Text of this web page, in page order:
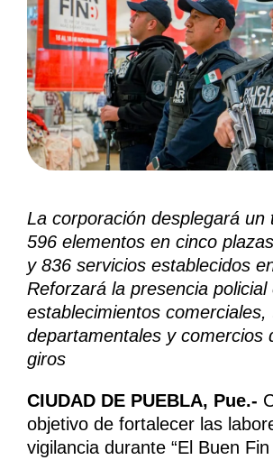
La corporación desplegará un
596 elementos en cinco
y 836 servicios establecidos
Reforzará la presencia policial
establecimientos comerciales,
departamentales y comercios
giros
CIUDAD DE PUEBLA, Pue.-
objetivo de fortalecer las
vigilancia durante “El Buen